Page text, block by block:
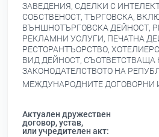
ЗАВЕДЕНИЯ, СДЕЛКИ С
СОБСТВЕНОСТ, ТЪРГОВСКА,
ВЪНШНОТЪРГОВСКА ДЕЙНОСТ,
РЕКЛАМНИ УСЛУГИ, ПЕЧАТНА
РЕСТОРАНТЪОРСТВО,
ВИД ДЕЙНОСТ, СЪОТВЕТСТВАЩА
ЗАКОНОДАТЕЛСТВОТО НА
МЕЖДУНАРОДНИТЕ ДОГОВОРНИ
Актуален дружествен
договор, устав,
или учредителен акт: